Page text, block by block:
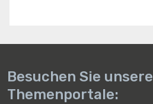
Besuchen Sie unsere
Themenportale: